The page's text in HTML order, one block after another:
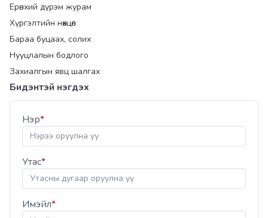
Ерөнхий дүрэм журам
Хүргэлтийн нөхцөл
Бараа буцаах, солих
Нууцлалын бодлого
Захиалгын явц шалгах
Бидэнтэй нэгдэх
Нэр*
Утас*
Имэйл*